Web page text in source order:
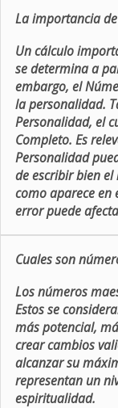
La importancia
Un cálculo
se determina a
embargo, el
la personalidad.
Personalidad, el
Completo. Es
Personalidad
de escribir bien
como aparece en
error puede
Cuales son
Los números
Estos se
más potencial,
crear cambios
alcanzar su
representan un
espiritualidad.